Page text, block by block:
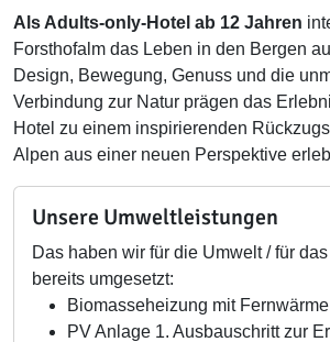
Als Adults-only-Hotel ab 12 Jahren
Forsthofalm das Leben in den Bergen
Design, Bewegung, Genuss und die
Verbindung zur Natur prägen das
Hotel zu einem inspirierenden
Alpen aus einer neuen Perspektive
Unsere Umweltleistungen
Das haben wir für die Umwelt / für
bereits umgesetzt:
Biomasseheizung mit Fernwärme
PV Anlage 1. Ausbauschritt zur